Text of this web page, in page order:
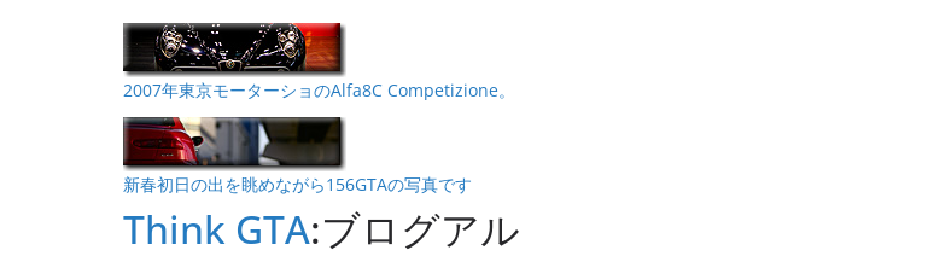
2007年東京モーターショのAlfa8C Competizione。
新春初日の出を眺めながら156GTAの写真です
Think GTA:ブログアル